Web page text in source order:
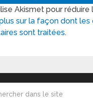
Akismet pour réduire
sur la façon dont
sont traitées.